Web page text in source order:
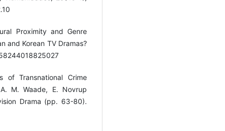
Proximity and Genre
and Korean TV Dramas?
of Transnational Crime
M. Waade, E. Novrup
Drama (pp. 63-80).